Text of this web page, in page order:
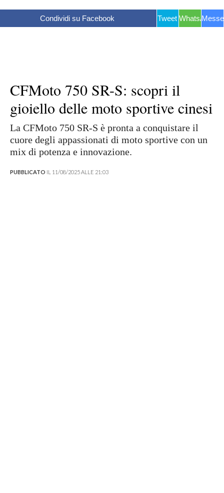
Condividi su Facebook Tweet WhatsApp
CFMoto 750 SR-S: scopri il
gioiello delle moto sportive cinesi
La CFMoto 750 SR-S è pronta a conquistare il
cuore degli appassionati di moto sportive con un
mix di potenza e innovazione.
PUBBLICATO IL 11/08/2025 ALLE 21:03